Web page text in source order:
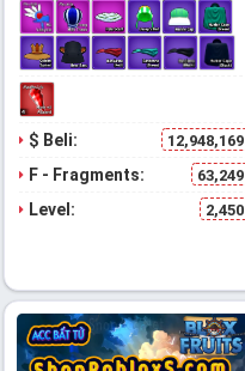
$ Beli: 12,948,169
F - Fragments: 63,249
Level: 2,450